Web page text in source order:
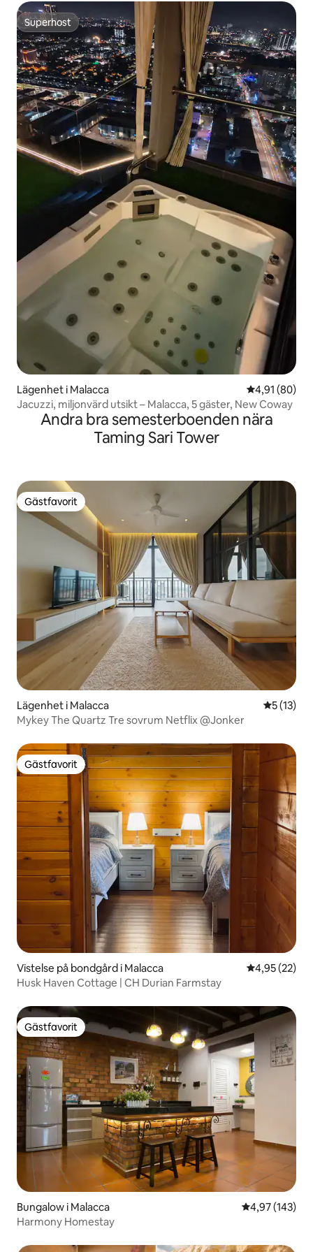
Superhost
Superhost
Lägenhet i Malacca 4,91 av 5 i
4,91 (80)
Jacuzzi, miljonvärd utsikt – Malacca, 5 gäster, New Coway
Andra bra semesterboenden nära
Taming Sari Tower
Gästfavorit
Gästfavorit
Lägenhet i Malacca 5 av 5 i
5 (13)
Mykey The Quartz Tre sovrum Netflix @Jonker
Gästfavorit
Gästfavorit
Vistelse på bondgård i Malacca 4,95 av 5 i
4,95 (22)
Husk Haven Cottage | CH Durian Farmstay
Gästfavorit
Gästfavorit
Bungalow i Malacca 4,97 av 5 i
4,97 (143)
Harmony Homestay